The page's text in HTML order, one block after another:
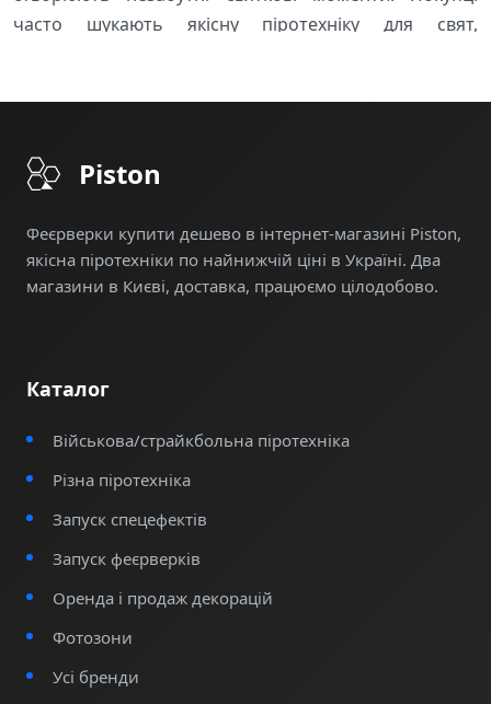
часто шукають якісну піротехніку для свят,
Що входить до категорії
Феєрверки та піротехнічні вироби
Спеціалізована піротехніка для масштабних
Навіщо потрібна якісна піротехніка
Найчастіше обирають цю категорію для святкування
відрізняється особливою якістю та надійністю. Вона
дозволяє створити справді вражаючий та безпечний
святковий дисплей.
Як вибрати потрібну піротехніку
При виборі важливо звернути увагу на:
Piston
Феєрверки купити дешево в інтернет-магазині Piston,
якісна піротехніки по найнижчій ціні в Україні. Два
магазини в Києві, доставка, працюємо цілодобово.
Каталог
Військова/страйкбольна піротехніка
Різна піротехніка
Запуск спецефектів
Запуск феєрверків
Оренда і продаж декорацій
Фотозони
Усі бренди